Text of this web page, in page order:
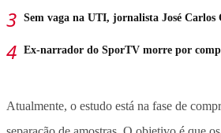
Sem vaga na UTI, jornalista José
Ex-narrador do SporTV morre por
Atualmente, o estudo está na fase de